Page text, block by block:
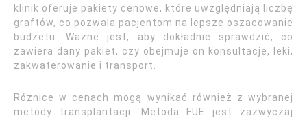
klinik oferuje pakiety cenowe, które uwzględniają liczbę
graftów, co pozwala pacjentom na lepsze oszacowanie
budżetu. Ważne jest, aby dokładnie sprawdzić, co
zawiera dany pakiet, czy obejmuje on konsultacje, leki,
zakwaterowanie i transport.
Różnice w cenach mogą wynikać również z wybranej
metody transplantacji. Metoda FUE jest zazwyczaj